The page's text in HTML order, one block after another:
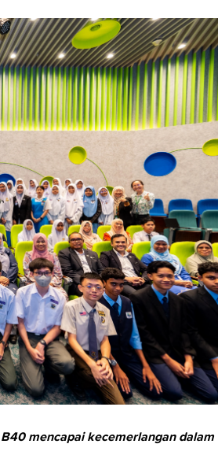
mencapai kecemerlangan dalam